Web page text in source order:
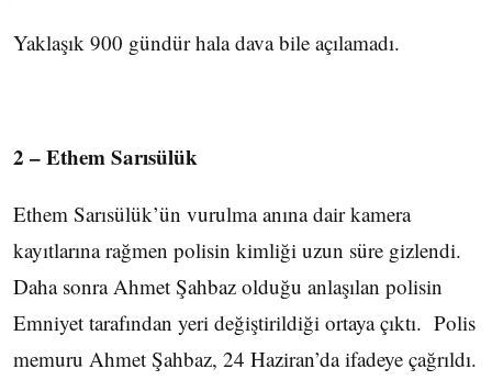
Yaklaşık 900 gündür hala dava bile açılamadı.
2 – Ethem Sarısülük
Ethem Sarısülük’ün vurulma anına dair kamera
kayıtlarına rağmen polisin kimliği uzun süre gizlendi.
Daha sonra Ahmet Şahbaz olduğu anlaşılan polisin
Emniyet tarafından yeri değiştirildiği ortaya çıktı. Polis
memuru Ahmet Şahbaz, 24 Haziran’da ifadeye çağrıldı.